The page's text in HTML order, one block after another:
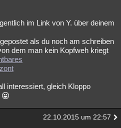
im Link von Y. über deinem
als du noch am schreiben
dem man kein Kopfweh kriegt
interessiert, gleich Kloppo
22.10.2015 um 22:57